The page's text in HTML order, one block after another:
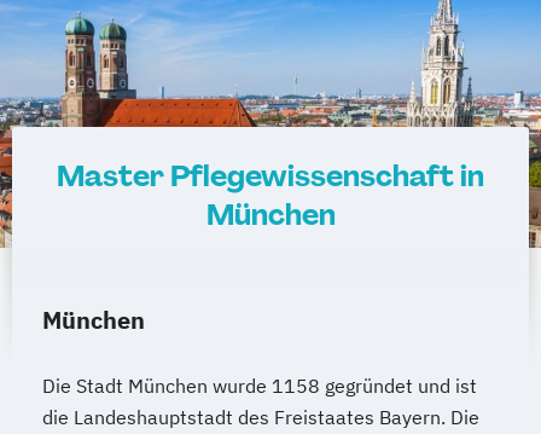
Master Pflegewissenschaft in
München
München
Die Stadt München wurde 1158 gegründet und ist
die Landeshauptstadt des Freistaates Bayern. Die